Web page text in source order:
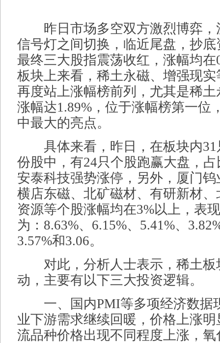
昨日市场多空双方激烈博弈，
信号灯之间切换，临近尾盘，抄
最终三大股指震荡收红，涨幅均在
板块上来看，稀土永磁、增强现
再度站上涨幅榜前列，尤其是稀
涨幅达1.89%，位于涨幅榜第一位
中最大的亮点。
具体来看，昨日，在板块内31
份股中，有24只个股跑赢大盘，占
安泰科技强势涨停，另外，厦门
横店东磁、北矿磁材、有研新材
资源等个股涨幅均在3%以上，表
为：8.63%、6.15%、5.41%、
3.57%和3.06。
对此，分析人士表示，稀土板
动，主要有以下三大投资逻辑。
一、国内PMI等多项经济数据
业下游需求继续回暖，价格上涨
流品种价格出现不同程度上涨，